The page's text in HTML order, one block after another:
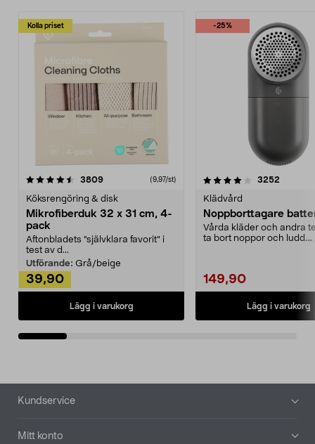
Kolla priset
3809recensioner (9,97/st)
Köksrengöring & disk
Mikrofiberduk 32 x 31 cm, 4-
pack
Aftonbladets "självklara favorit” i
test av d...
Utförande: Grå/beige
39,90
Lägg i varukorg
-25%
4.0av 5 stjärnor 3252
Klädvård
Noppborttagare
Vårda kläder och andra
ta bort noppor och ludd.
149,90
Lägg i varukorg
4.5av 5 stjärnor
Sidfot
Kundservice
Mitt konto